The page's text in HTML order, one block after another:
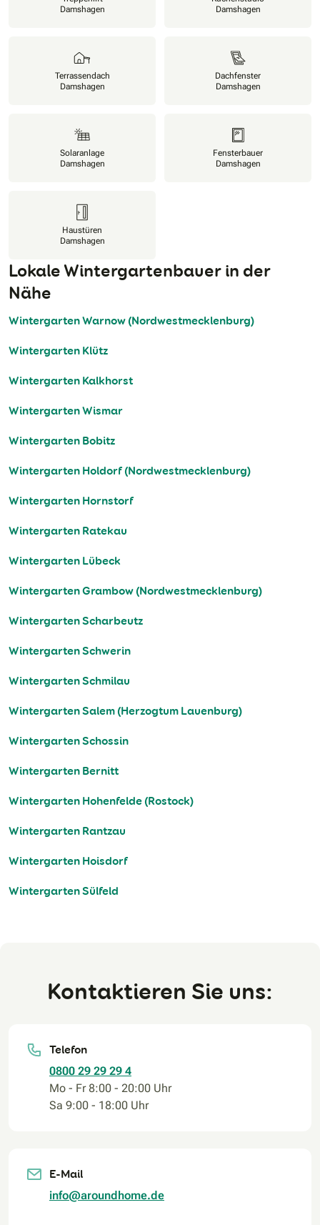
Damshagen
Damshagen
Terrassendach
Damshagen
Dachfenster
Damshagen
Solaranlage
Damshagen
Fensterbauer
Damshagen
Haustüren
Damshagen
Lokale Wintergartenbauer in der
Nähe
Wintergarten Warnow (Nordwestmecklenburg)
Wintergarten Klütz
Wintergarten Kalkhorst
Wintergarten Wismar
Wintergarten Bobitz
Wintergarten Holdorf (Nordwestmecklenburg)
Wintergarten Hornstorf
Wintergarten Ratekau
Wintergarten Lübeck
Wintergarten Grambow (Nordwestmecklenburg)
Wintergarten Scharbeutz
Wintergarten Schwerin
Wintergarten Schmilau
Wintergarten Salem (Herzogtum Lauenburg)
Wintergarten Schossin
Wintergarten Bernitt
Wintergarten Hohenfelde (Rostock)
Wintergarten Rantzau
Wintergarten Hoisdorf
Wintergarten Sülfeld
Kontaktieren Sie uns:
Telefon
0800 29 29 29 4
Mo - Fr 8:00 - 20:00 Uhr
Sa 9:00 - 18:00 Uhr
E-Mail
info@aroundhome.de